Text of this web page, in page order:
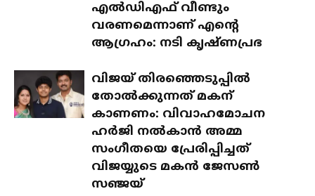
എൽഡിഎഫ് വീണ്ടും
വരണമെന്നാണ് എന്റെ
ആഗ്രഹം: നടി കൃഷ്ണപ്രഭ
വിജയ് തിരഞ്ഞെടുപ്പിൽ
തോൽക്കുന്നത് മകന്
കാണണം: വിവാഹമോചന
ഹർജി നൽകാൻ അമ്മ
സംഗീതയെ പ്രേരിപ്പിച്ചത്
വിജയ്യുടെ മകൻ ജേസൺ
സഞ്ജയ്